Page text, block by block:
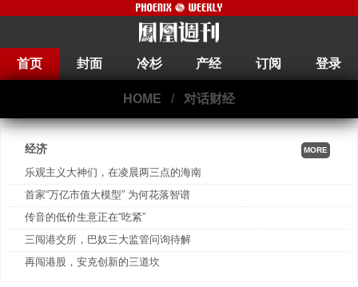
首页 封面 冷杉 产经 订阅 登录
HOME / 对话财经
经济 MORE
乐观主义大神们，在凌晨两三点的海南
首家“万亿市值大模型” 为何花落智谱
传音的低价生意正在“吃紧”
三闯港交所，巴奴三大监管问询待解
再闯港股，安克创新的三道坎